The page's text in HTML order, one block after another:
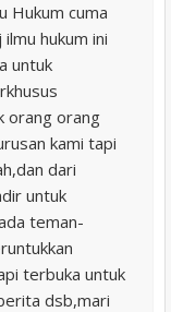
Hukum cuma
hukum ini
untuk
orang orang
kami tapi
dari
untuk
teman-
terbuka untuk
dsb,mari